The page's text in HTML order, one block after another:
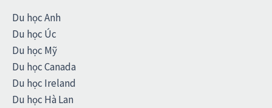
Du học Anh
Du học Úc
Du học Mỹ
Du học Canada
Du học Ireland
Du học Hà Lan